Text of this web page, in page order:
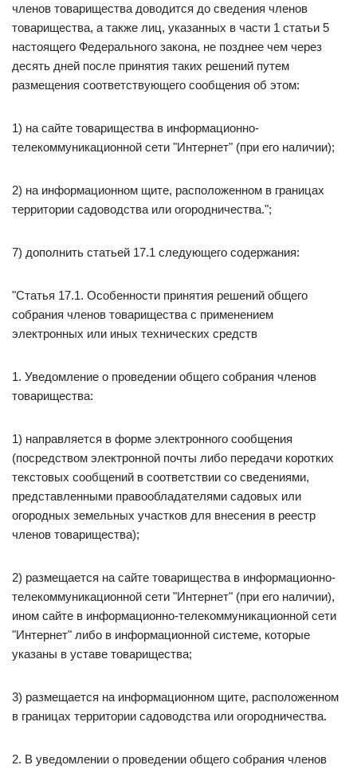
членов товарищества доводится до сведения членов
товарищества, а также лиц, указанных в части 1 статьи 5
настоящего Федерального закона, не позднее чем через
десять дней после принятия таких решений путем
размещения соответствующего сообщения об этом:
1) на сайте товарищества в информационно-
телекоммуникационной сети "Интернет" (при его наличии);
2) на информационном щите, расположенном в границах
территории садоводства или огородничества.";
7) дополнить статьей 17.1 следующего содержания:
"Статья 17.1. Особенности принятия решений общего
собрания членов товарищества с применением
электронных или иных технических средств
1. Уведомление о проведении общего собрания членов
товарищества:
1) направляется в форме электронного сообщения
(посредством электронной почты либо передачи коротких
текстовых сообщений в соответствии со сведениями,
представленными правообладателями садовых или
огородных земельных участков для внесения в реестр
членов товарищества);
2) размещается на сайте товарищества в информационно-
телекоммуникационной сети "Интернет" (при его наличии),
ином сайте в информационно-телекоммуникационной сети
"Интернет" либо в информационной системе, которые
указаны в уставе товарищества;
3) размещается на информационном щите, расположенном
в границах территории садоводства или огородничества.
2. В уведомлении о проведении общего собрания членов